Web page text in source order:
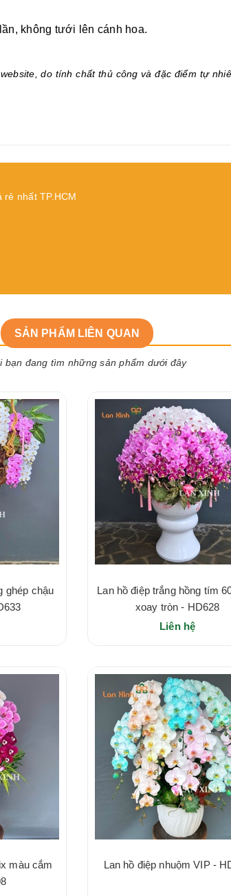
không tưới lên cánh hoa.
do tính chất thủ công và đặc điểm tự
nhất TP.HCM
SẢN PHẨM LIÊN QUAN
bạn đang tìm những sản phẩm dưới đây
ghép chậu
Lan hồ điệp trắng hồng tím
xoay tròn - HD628
Liên hệ
màu cắm
Lan hồ điệp nhuộm VIP -